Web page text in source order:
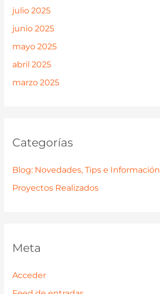
julio 2025
junio 2025
mayo 2025
abril 2025
marzo 2025
Categorías
Blog: Novedades, Tips e Información
Proyectos Realizados
Meta
Acceder